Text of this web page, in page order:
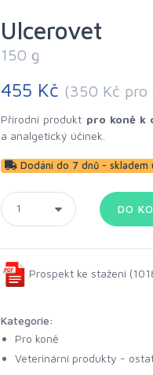
Ulcerovet
150 g
455 Kč (350 Kč pro
Přírodní produkt pro koně k
a analgetický účinek.
Dodání do 7 dnů - skladem
Prospekt ke stažení
Kategorie:
Pro koně
Veterinární produkty -